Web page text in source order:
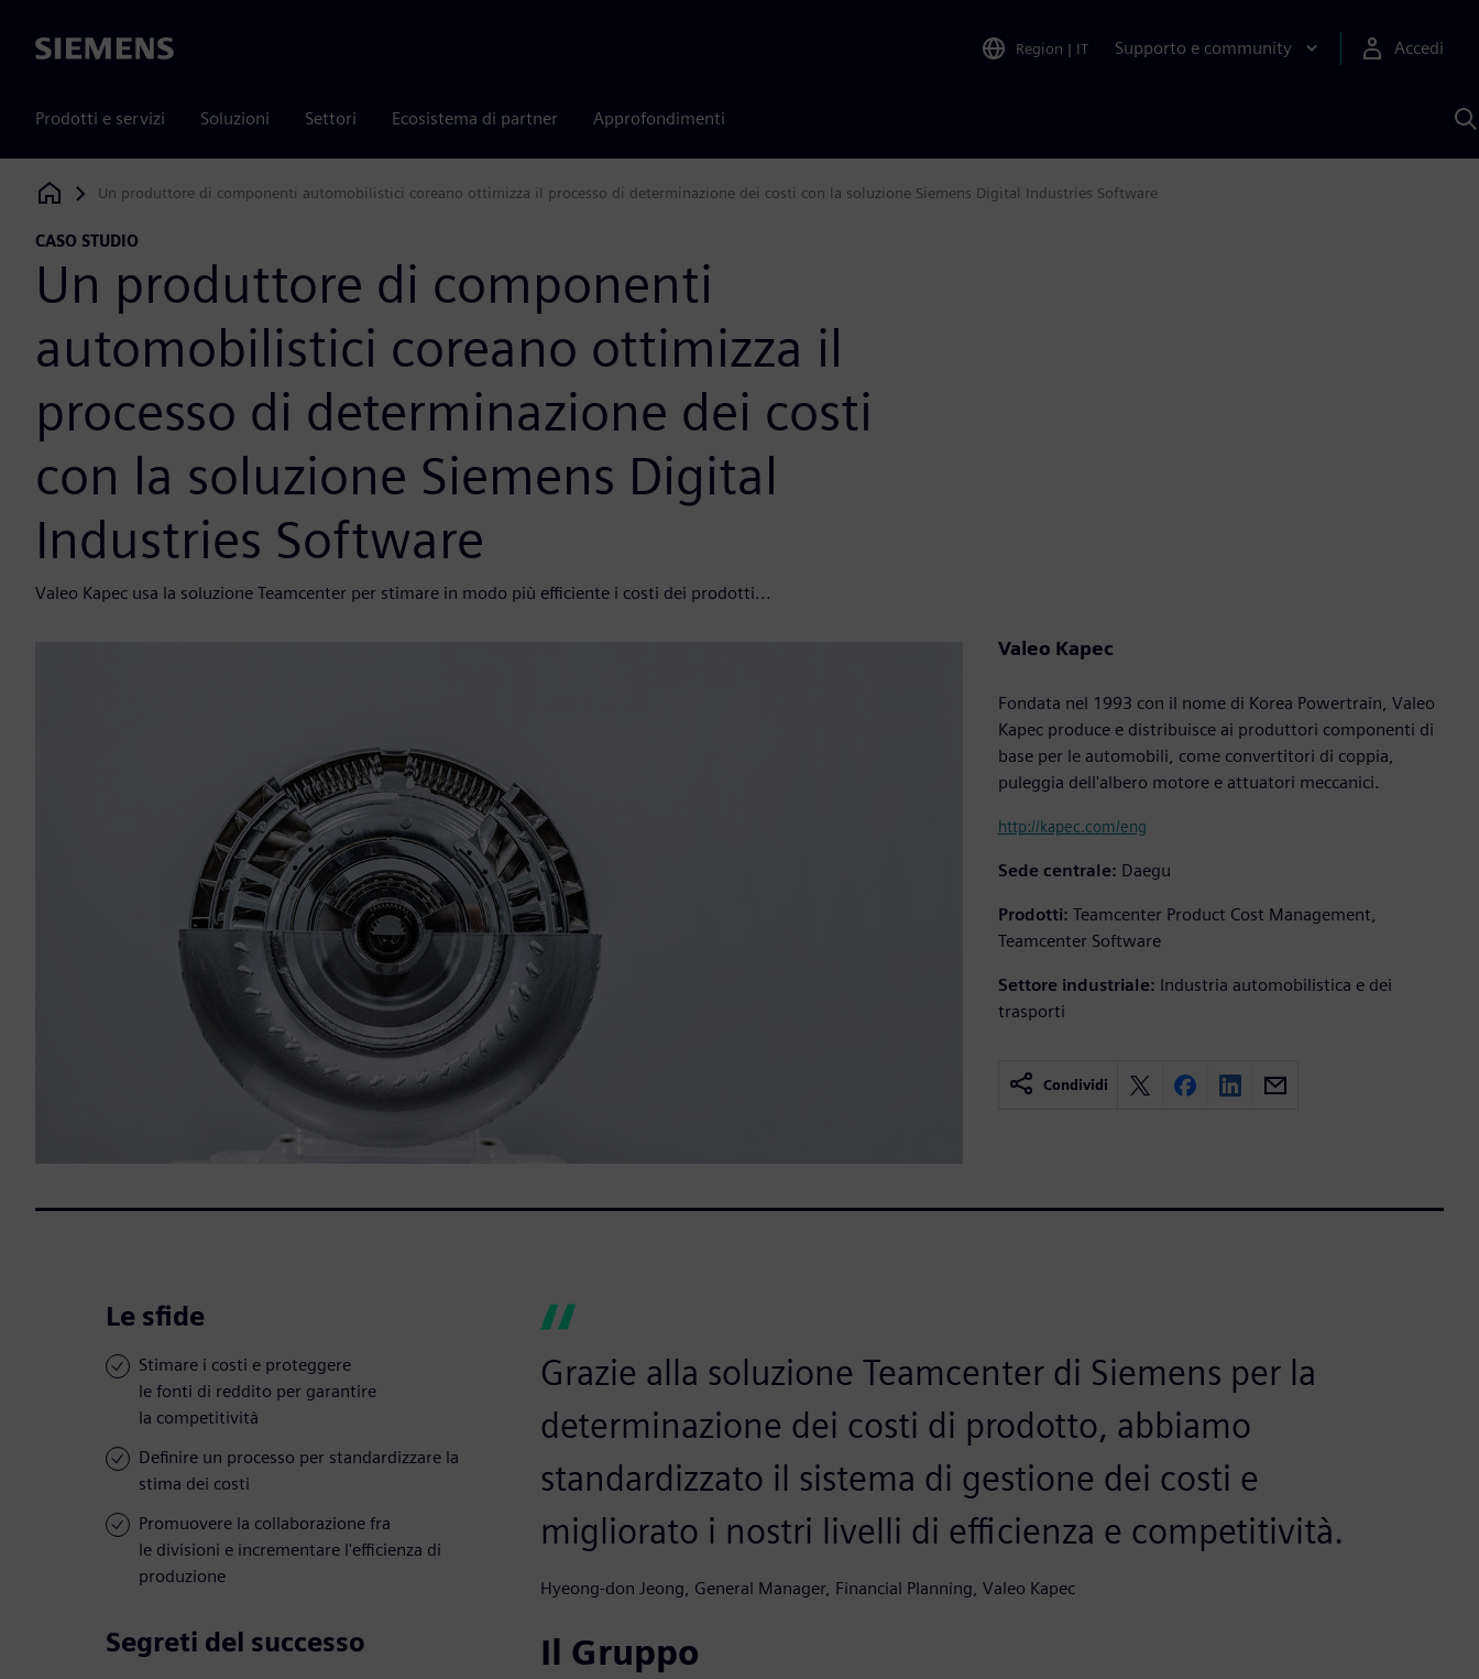
Siemens Region | IT Supporto e community Accedi
Prodotti e servizi Soluzioni Settori Ecosistema di partner Approfondimenti
Siemens Digital Industries Software
Un produttore di componenti automobilistici coreano ottimizza il processo di determinazione dei costi con la soluzione Siemens Digital Industries Software
CASO STUDIO
Un produttore di componenti
automobilistici coreano ottimizza il
processo di determinazione dei costi
con la soluzione Siemens Digital
Industries Software
Valeo Kapec usa la soluzione Teamcenter per stimare in modo più efficiente i costi dei prodotti...
Valeo Kapec
Fondata nel 1993 con il nome di Korea Powertrain, Valeo
Kapec produce e distribuisce ai produttori componenti di
base per le automobili, come convertitori di coppia,
puleggia dell'albero motore e attuatori meccanici.
http://kapec.com/eng
Sede centrale: Daegu
Prodotti: Teamcenter Product Cost Management,
Teamcenter Software
Settore industriale: Industria automobilistica e dei
trasporti
Condividi
Le sfide
Stimare i costi e proteggere
le fonti di reddito per garantire
la competitività
Definire un processo per standardizzare la
stima dei costi
Promuovere la collaborazione fra
le divisioni e incrementare l'efficienza di
produzione
Segreti del successo
Grazie alla soluzione Teamcenter di Siemens per la
determinazione dei costi di prodotto, abbiamo
standardizzato il sistema di gestione dei costi e
migliorato i nostri livelli di efficienza e competitività.
Hyeong-don Jeong, General Manager, Financial Planning, Valeo Kapec
Il Gruppo